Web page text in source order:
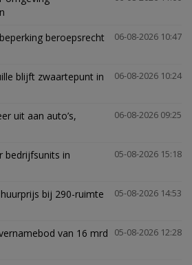
06-08-2026 10:47
beroepsrecht
06-08-2026 10:24
blijft zwaartepunt in
06-08-2026 09:25
uit aan auto’s,
05-08-2026 15:18
bedrijfsunits in
05-08-2026 14:53
bij 290-ruimte
05-08-2026 12:28
van 16 mrd